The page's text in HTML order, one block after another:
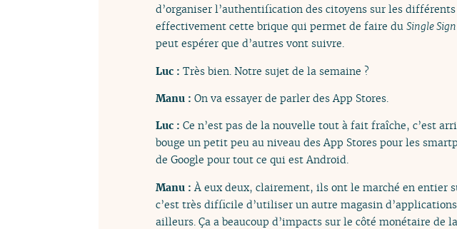
d’organiser l’authentification des citoyens sur les
effectivement cette brique qui permet de faire du Single
peut espérer que d’autres vont suivre.
Luc : Très bien. Notre sujet de la semaine ?
Manu : On va essayer de parler des App Stores.
Luc : Ce n’est pas de la nouvelle tout à fait fraîche, c’est
bouge un petit peu au niveau des App Stores pour les
de Google pour tout ce qui est Android.
Manu : À eux deux, clairement, ils ont le marché en entier
c’est très difficile d’utiliser un autre magasin
ailleurs. Ça a beaucoup d’impacts sur le côté monétaire de la